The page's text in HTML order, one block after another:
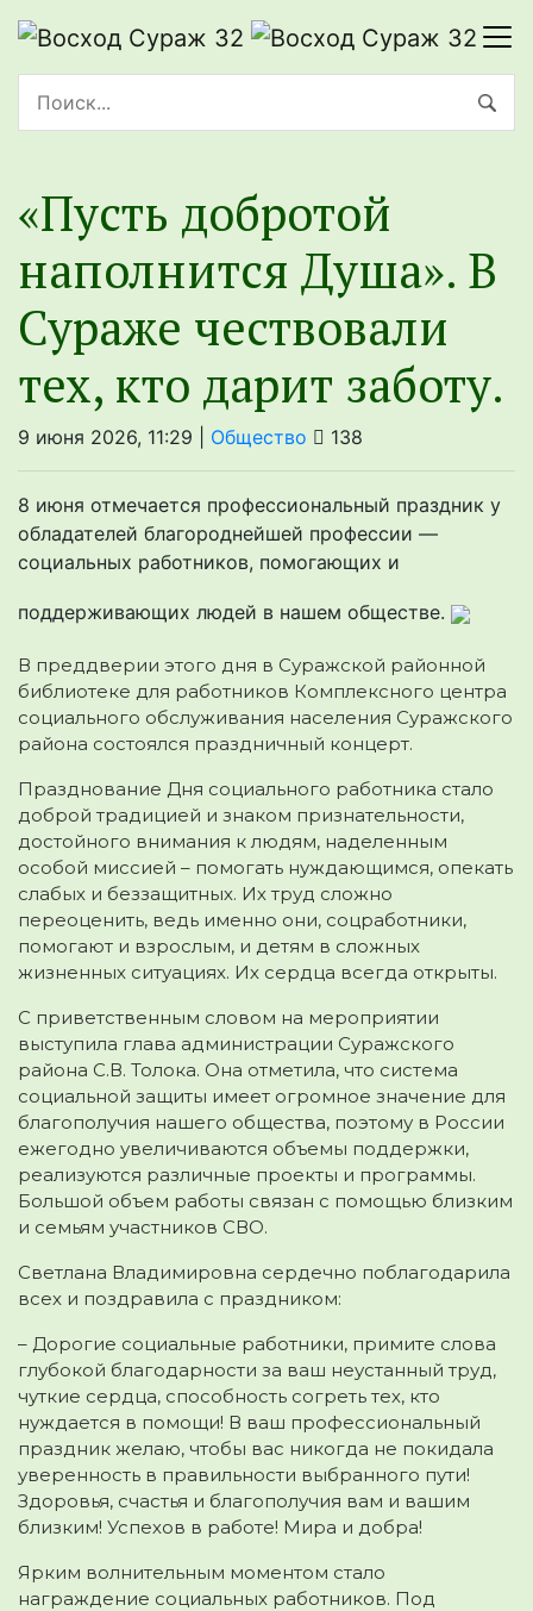
«Пусть добротой
наполнится Душа». В
Сураже чествовали
тех, кто дарит заботу.
9 июня 2026, 11:29 | Общество 138
8 июня отмечается профессиональный праздник у
обладателей благороднейшей профессии —
социальных работников, помогающих и
поддерживающих людей в нашем обществе.
В преддверии этого дня в Суражской районной
библиотеке для работников Комплексного центра
социального обслуживания населения Суражского
района состоялся праздничный концерт.
Празднование Дня социального работника стало
доброй традицией и знаком признательности,
достойного внимания к людям, наделенным
особой миссией – помогать нуждающимся, опекать
слабых и беззащитных. Их труд сложно
переоценить, ведь именно они, соцработники,
помогают и взрослым, и детям в сложных
жизненных ситуациях. Их сердца всегда открыты.
С приветственным словом на мероприятии
выступила глава администрации Суражского
района С.В. Толока. Она отметила, что система
социальной защиты имеет огромное значение для
благополучия нашего общества, поэтому в России
ежегодно увеличиваются объемы поддержки,
реализуются различные проекты и программы.
Большой объем работы связан с помощью близким
и семьям участников СВО.
Светлана Владимировна сердечно поблагодарила
всех и поздравила с праздником:
– Дорогие социальные работники, примите слова
глубокой благодарности за ваш неустанный труд,
чуткие сердца, способность согреть тех, кто
нуждается в помощи! В ваш профессиональный
праздник желаю, чтобы вас никогда не покидала
уверенность в правильности выбранного пути!
Здоровья, счастья и благополучия вам и вашим
близким! Успехов в работе! Мира и добра!
Ярким волнительным моментом стало
награждение социальных работников. Под